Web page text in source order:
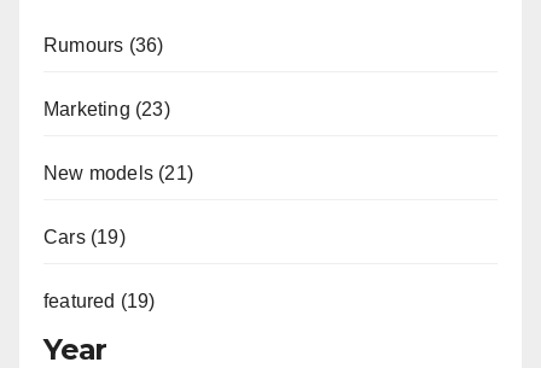
Rumours (36)
Marketing (23)
New models (21)
Cars (19)
featured (19)
Year